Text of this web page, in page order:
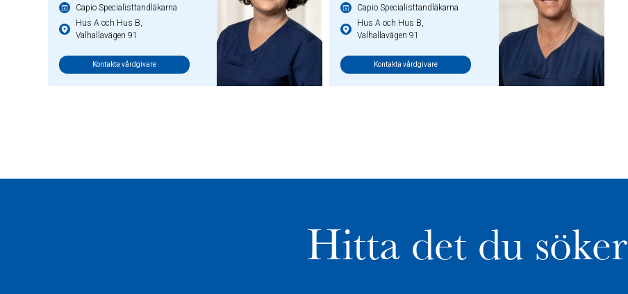
Capio Specialisttandläkarna
Hus A och Hus B,
Valhallavägen 91
Kontakta vårdgivare
Capio Specialisttandläkarna
Hus A och Hus B,
Valhallavägen 91
Kontakta vårdgivare
Hitta det du söker